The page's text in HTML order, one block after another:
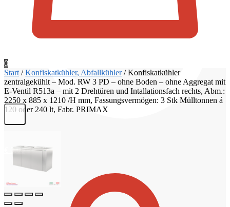
0,00
0
Start /Konfiskatkühler, Abfallkühler/Konfiskatkühler
zentralgekühlt – Mod. RW 3 PD – ohne Boden – ohne Aggregat mit
E-Ventil R513a – mit 2 Drehtüren und Intallationsfach rechts, Abm.:
2250 x 885 x 1210 /H mm, Fassungsvermögen: 3 Stk Mülltonnen á
120 oder 240 lt, Fabr. PRIMAX